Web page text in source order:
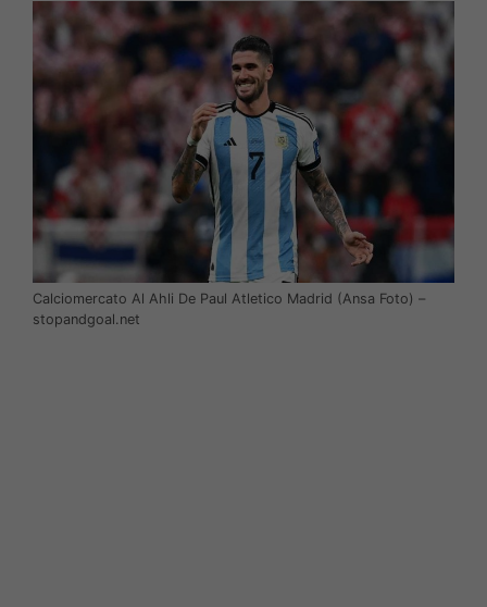
Calciomercato Al Ahli De Paul Atletico Madrid (Ansa Foto) –
stopandgoal.net